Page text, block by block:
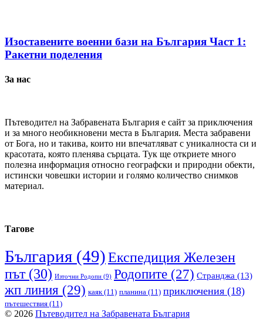
Изоставените военни бази на България Част 1:
Ракетни поделения
За нас
Пътеводител на Забравената България е сайт за приключения
и за много необикновени места в България. Места забравени
от Бога, но и такива, които ни впечатляват с уникалноста си и
красотата, която пленява сърцата. Тук ще откриете много
полезна информация относно географски и природни обекти,
истински човешки истории и голямо количество снимков
материал.
Тагове
България (49)Експедиция Железен
път(30) Източни Родопи (9) Родопите (27) Странджа (13)
жп линия (29) каяк(11) планина (11) приключения (18)
пътешествия (11)
© 2026 Пътеводител на Забравената България